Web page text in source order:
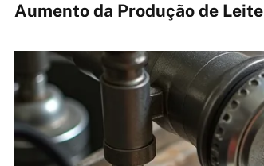
Aumento da Produção de Leite